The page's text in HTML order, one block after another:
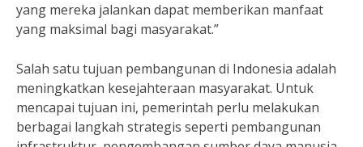
yang mereka jalankan dapat memberikan manfaat
yang maksimal bagi masyarakat.”
Salah satu tujuan pembangunan di Indonesia adalah
meningkatkan kesejahteraan masyarakat. Untuk
mencapai tujuan ini, pemerintah perlu melakukan
berbagai langkah strategis seperti pembangunan